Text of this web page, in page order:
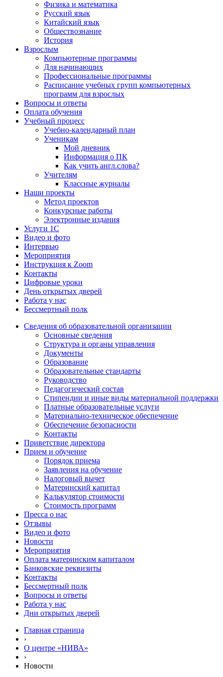
Физика и математика
Русский язык
Китайский язык
Обществознание
История
Взрослым
Компьютерные программы
Для начинающих
Профессиональные программы
Расписание учебных групп компьютерных
программ для взрослых
Вопросы и ответы
Оплата обучения
Учебный процесс
Учебно-календарный план
Ученикам
Мой дневник
Информация о ПК
Как учить англ.слова?
Учителям
Классные журналы
Наши проекты
Метод проектов
Конкурсные работы
Электронные издания
Услуги 1C
Видео и фото
Интервью
Мероприятия
Инструкция к Zoom
Контакты
Цифровые уроки
День открытых дверей
Работа у нас
Бессмертный полк
Сведения об образовательной организации
Основные сведения
Структура и органы управления
Документы
Образование
Образовательные стандарты
Руководство
Педагогический состав
Стипендии и иные виды материальной поддержки
Платные образовательные услуги
Материально-техническое обеспечение
Обеспечение безопасности
Контакты
Приветствие директора
Прием и обучение
Порядок приема
Заявления на обучение
Налоговый вычет
Материнский капитал
Калькулятор стоимости
Стоимость программ
Пресса о нас
Отзывы
Видео и фото
Новости
Мероприятия
Оплата материнским капиталом
Банковские реквизиты
Контакты
Бессмертный полк
Вопросы и ответы
Работа у нас
Дни открытых дверей
Главная страница
›
О центре «НИВА»
›
Новости